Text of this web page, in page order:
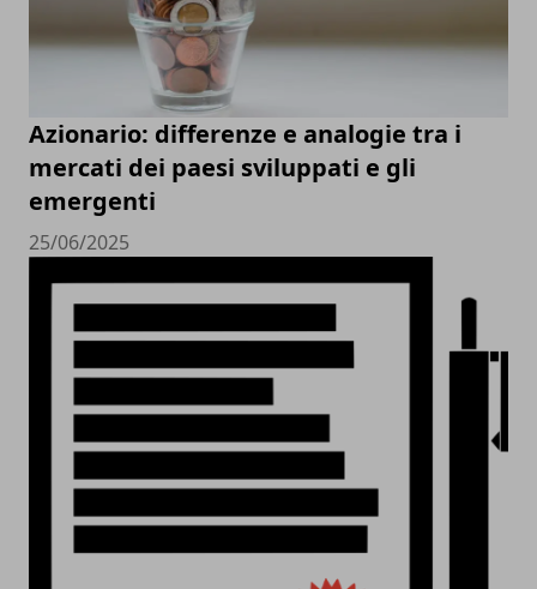
Azionario: differenze e analogie tra i
mercati dei paesi sviluppati e gli
emergenti
25/06/2025